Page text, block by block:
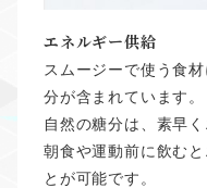
エネルギー供給
スムージーで使う食
分が含まれています。
自然の糖分は、素早
朝食や運動前に飲む
とが可能です。